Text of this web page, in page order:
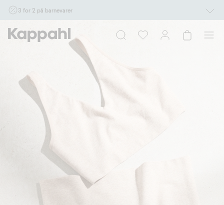
3 for 2 på barnevarer
17/8 i butikk & online for deg som er eller blir medlem. Kan ikke kombineres med
andre tilbud eller rabatter.